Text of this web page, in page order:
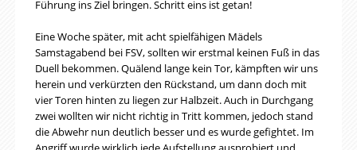
Führung ins Ziel bringen. Schritt eins ist getan!
Eine Woche später, mit acht spielfähigen Mädels
Samstagabend bei FSV, sollten wir erstmal keinen Fuß in das
Duell bekommen. Quälend lange kein Tor, kämpften wir uns
herein und verkürzten den Rückstand, um dann doch mit
vier Toren hinten zu liegen zur Halbzeit. Auch in Durchgang
zwei wollten wir nicht richtig in Tritt kommen, jedoch stand
die Abwehr nun deutlich besser und es wurde gefightet. Im